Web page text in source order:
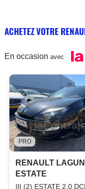
ACHETEZ VOTRE
En occasion avec
PRO
RENAULT
ESTATE
III (2) ESTATE 2.0